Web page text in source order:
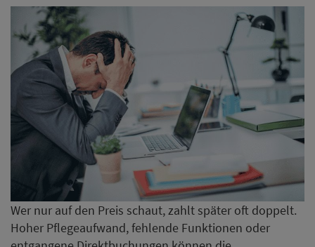
Wer nur auf den Preis schaut, zahlt später oft doppelt.
Hoher Pflegeaufwand, fehlende Funktionen oder